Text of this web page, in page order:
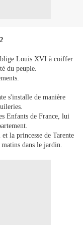
Louis XVI à coiffer
du peuple.
s'installe de manière
Enfants de France, lui
la princesse de Tarente
dans le jardin.